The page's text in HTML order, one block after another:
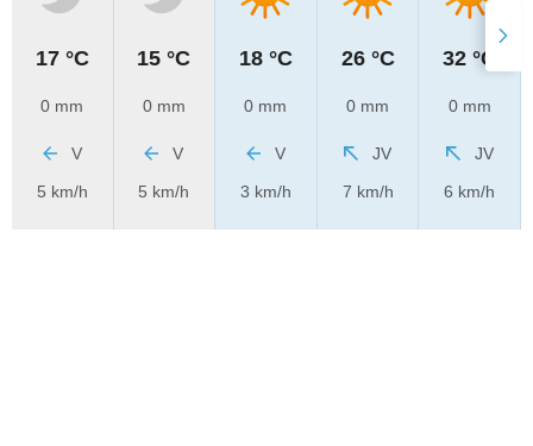
17 °C
0 mm
V
5 km/h
15 °C
0 mm
V
5 km/h
18 °C
0 mm
V
3 km/h
26 °C
0 mm
JV
7 km/h
32 °C
0 mm
JV
6 km/h